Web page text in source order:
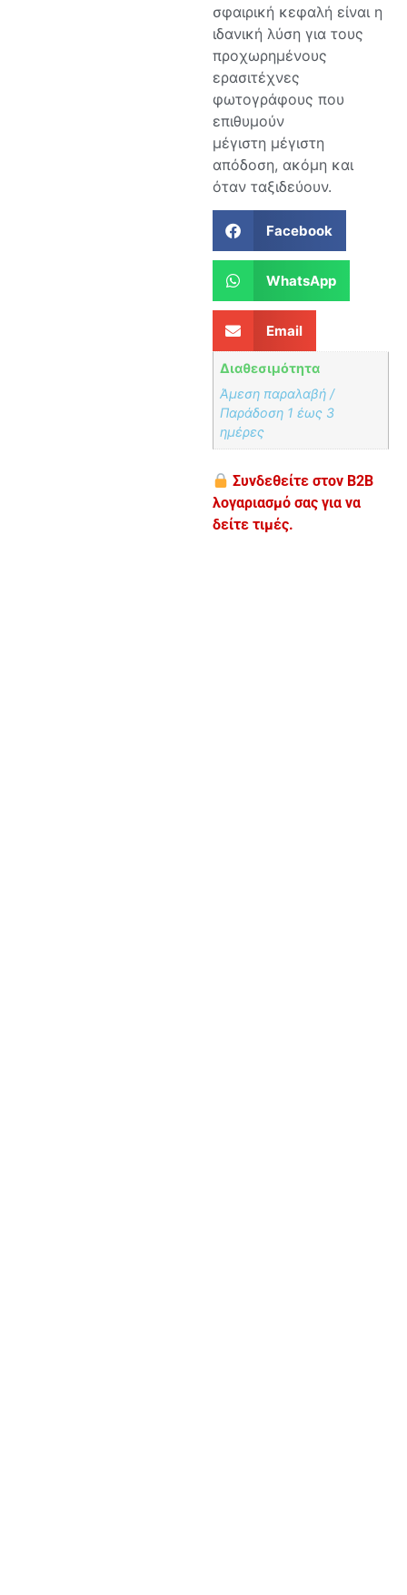
σφαιρική κεφαλή είναι η
ιδανική λύση για τους
προχωρημένους
ερασιτέχνες
φωτογράφους που
επιθυμούν
μέγιστη μέγιστη
απόδοση, ακόμη και
όταν ταξιδεύουν.
Facebook
WhatsApp
Email
Διαθεσιμότητα
Άμεση παραλαβή /
Παράδoση 1 έως 3
ημέρες
Συνδεθείτε στον B2B
λογαριασμό σας για να
δείτε τιμές.